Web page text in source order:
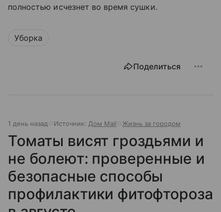
полностью исчезнет во время сушки.
Уборка
Поделиться
1 день назад Источник: Дом Mail Жизнь за городом
Томаты висят гроздьями и
не болеют: проверенные и
безопасные способы
профилактики фитофтороза